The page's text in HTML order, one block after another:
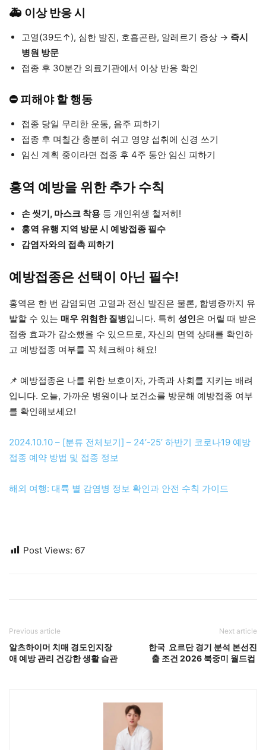
🚑 이상 반응 시
고열(39도↑), 심한 발진, 호흡곤란, 알레르기 증상 → 즉시
병원 방문
접종 후 30분간 의료기관에서 이상 반응 확인
⛔ 피해야 할 행동
접종 당일 무리한 운동, 음주 피하기
접종 후 며칠간 충분히 쉬고 영양 섭취에 신경 쓰기
임신 계획 중이라면 접종 후 4주 동안 임신 피하기
홍역 예방을 위한 추가 수칙
손 씻기, 마스크 착용 등 개인위생 철저히!
홍역 유행 지역 방문 시 예방접종 필수
감염자와의 접촉 피하기
예방접종은 선택이 아닌 필수!
홍역은 한 번 감염되면 고열과 전신 발진은 물론, 합병증까지 유
발할 수 있는 매우 위험한 질병입니다. 특히 성인은 어릴 때 받은
접종 효과가 감소했을 수 있으므로, 자신의 면역 상태를 확인하
고 예방접종 여부를 꼭 체크해야 해요!
📌 예방접종은 나를 위한 보호이자, 가족과 사회를 지키는 배려
입니다. 오늘, 가까운 병원이나 보건소를 방문해 예방접종 여부
를 확인해보세요!
2024.10.10 – [분류 전체보기] – 24′-25′ 하반기 코로나19 예방
접종 예약 방법 및 접종 정보
해외 여행: 대륙 별 감염병 정보 확인과 안전 수칙 가이드
Post Views: 67
Previous article
알츠하이머 치매 경도인지장
애 예방 관리 건강한 생활 습관
Next article
한국 요르단 경기 분석 본선진
출 조건 2026 북중미 월드컵